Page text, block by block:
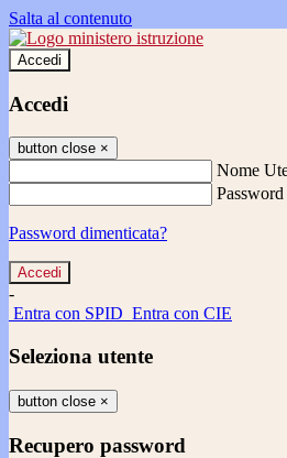
Salta al contenuto
Accedi
Accedi
button close ×
Nome
Password
Password dimenticata?
-
Entra con SPID Entra con CIE
Seleziona utente
button close ×
Recupero password